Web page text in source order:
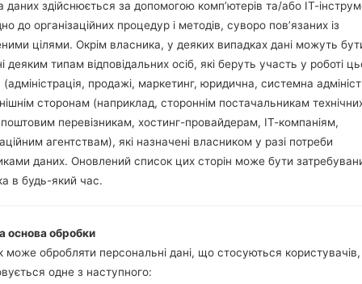
akaLG
LG Optimus L5 Dual
Вересень, 2012
даних здійснюється за допомогою комп’ютерів та/або ІТ-
до організаційних процедур і методів, суворо пов’язаних із
цілями. Окрім власника, у деяких випадках дані можуть
деяким типам відповідальних осіб, які беруть участь у роботі
(адміністрація, продажі, маркетинг, юридична, системна
сторонам (наприклад, стороннім постачальникам
перевізникам, хостинг-провайдерам, ІТ-компаніям,
агентствам), які назначені власником у разі потреби
даних. Оновлений список цих сторін може бути
в будь-який час.
основа обробки
може обробляти персональні дані, що стосуються
одне з наступного: